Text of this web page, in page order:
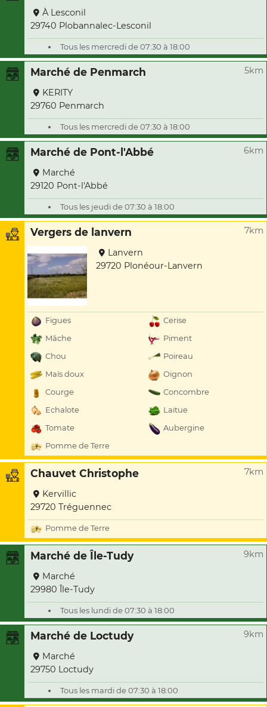
À Lesconil
29740 Plobannalec-Lesconil
Tous les mercredi de 07:30 à 18:00
Marché de Penmarch 5km
KERITY
29760 Penmarch
Tous les mercredi de 07:30 à 18:00
Marché de Pont-l'Abbé 6km
Marché
29120 Pont-l'Abbé
Tous les jeudi de 07:30 à 18:00
Vergers de lanvern 7km
Lanvern
29720 Plonéour-Lanvern
Figues
Cerise
Mâche
Piment
Chou
Poireau
Maïs doux
Oignon
Courge
Concombre
Echalote
Laitue
Tomate
Aubergine
Pomme de Terre
Chauvet Christophe 7km
Kervillic
29720 Tréguennec
Pomme de Terre
Marché de Île-Tudy 9km
Marché
29980 Île-Tudy
Tous les lundi de 07:30 à 18:00
Marché de Loctudy 9km
Marché
29750 Loctudy
Tous les mardi de 07:30 à 18:00